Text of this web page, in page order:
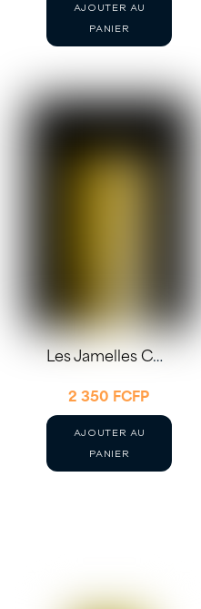
AJOUTER AU
PANIER
Les Jamelles Chardonnay 2024 75cl
2 350 FCFP
AJOUTER AU
PANIER